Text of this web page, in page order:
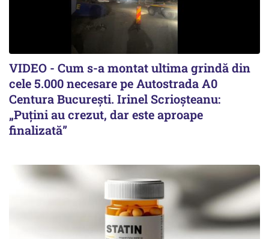
VIDEO - Cum s-a montat ultima grindă din
cele 5.000 necesare pe Autostrada A0
Centura București. Irinel Scrioșteanu:
„Puțini au crezut, dar este aproape
finalizată”